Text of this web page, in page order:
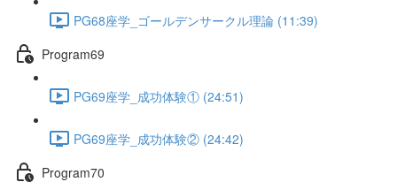
PG68座学_ゴールデンサークル理論 (11:39)
Program69
PG69座学_成功体験① (24:51)
PG69座学_成功体験② (24:42)
Program70